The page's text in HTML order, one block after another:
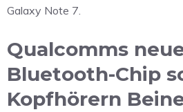
Galaxy Note 7.
Qualcomms
Bluetooth-Chip
Kopfhörern